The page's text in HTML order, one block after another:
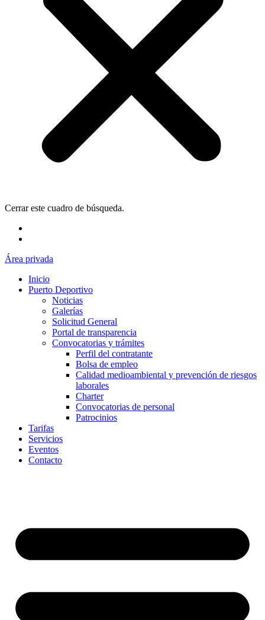
Cerrar este cuadro de búsqueda.
Área privada
Inicio
Puerto Deportivo
Noticias
Galerías
Solicitud General
Portal de transparencia
Convocatorias y trámites
Perfil del contratante
Bolsa de empleo
Calidad medioambiental y prevención de riesgos
laborales
Charter
Convocatorias de personal
Patrocinios
Tarifas
Servicios
Eventos
Contacto